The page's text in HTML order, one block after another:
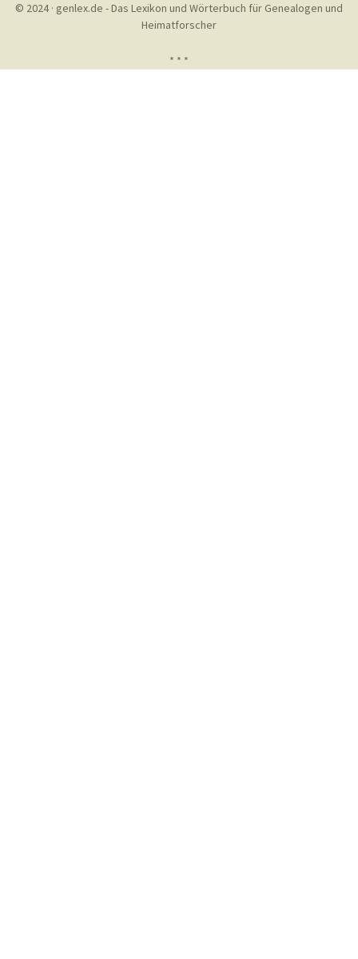
© 2024 · genlex.de - Das Lexikon und Wörterbuch für Genealogen und
Heimatforscher
* * *